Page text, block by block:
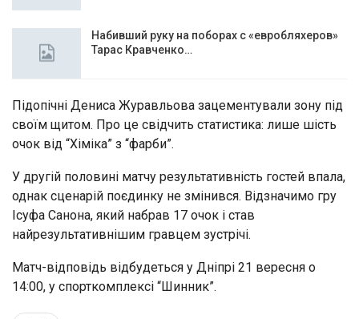
Набивший руку на поборах с «евробляхеров»
Тарас Кравченко…
Підопічні Дениса Журавльова зацементували зону під
своїм щитом. Про це свідчить статистика: лише шість
очок від “Хіміка” з “фарби”.
У другій половині матчу результативність гостей впала,
однак сценарій поєдинку не змінився. Відзначимо гру
Ісуфа Санона, який набрав 17 очок і став
найрезультативнішим гравцем зустрічі.
Матч-відповідь відбудеться у Дніпрі 21 вересня о
14:00, у спорткомплексі “Шинник”.